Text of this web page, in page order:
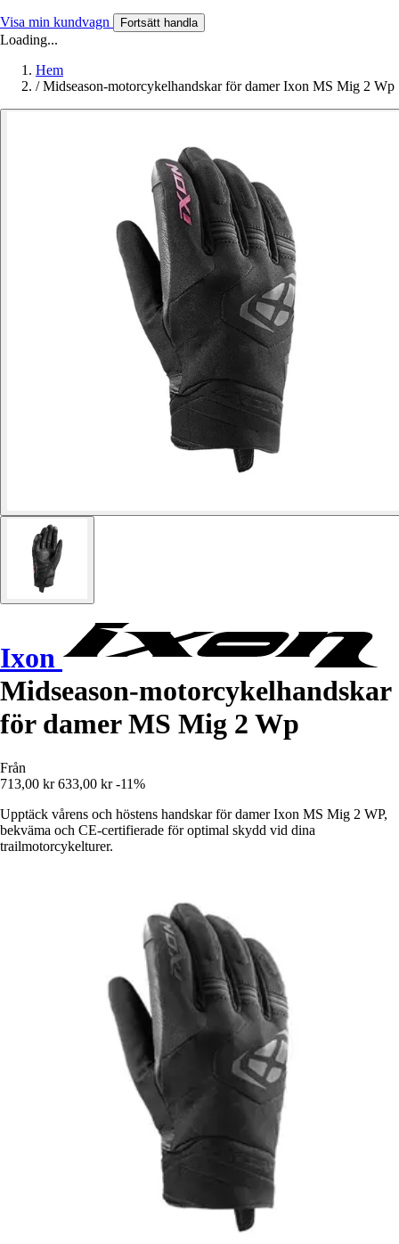
Visa min kundvagn Fortsätt handla
Loading...
Hem
/ Midseason-motorcykelhandskar för damer Ixon MS Mig 2 Wp
Ixon
Midseason-motorcykelhandskar
för damer MS Mig 2 Wp
Från
713,00 kr 633,00 kr -11%
Upptäck vårens och höstens handskar för damer Ixon MS Mig 2 WP,
bekväma och CE-certifierade för optimal skydd vid dina
trailmotorcykelturer.